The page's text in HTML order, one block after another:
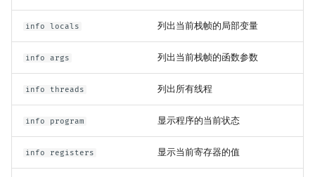
info locals 列出当前栈帧的局部变量
info args 列出当前栈帧的函数参数
info threads 列出所有线程
info program 显示程序的当前状态
info registers 显示当前寄存器的值